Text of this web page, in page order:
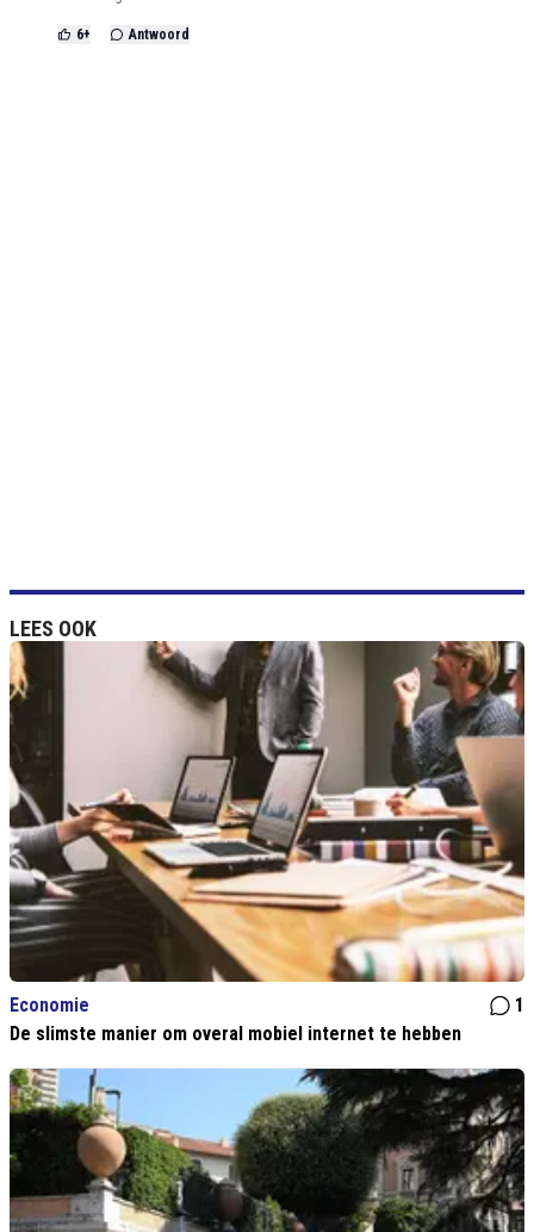
6+ Antwoord
LEES OOK
Economie
1
De slimste manier om overal mobiel internet te hebben